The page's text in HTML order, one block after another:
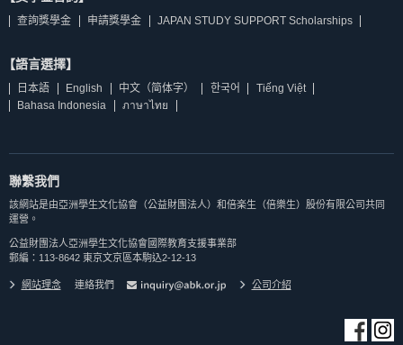
查詢獎學金 申請獎學金 JAPAN STUDY SUPPORT Scholarships
【語言選擇】
日本語 English 中文（简体字） 한국어
Tiếng Việt
Bahasa Indonesia
ภาษาไทย
聯繫我們
該網站是由亞洲學生文化協會（公益財團法人）和倍楽生（倍樂生）股份有限公司共同
運營。
公益財團法人亞洲學生文化協會國際教育支援事業部
郵編：113-8642 東京文京區本駒込2-12-13
網站理念 連絡我們 公司介紹